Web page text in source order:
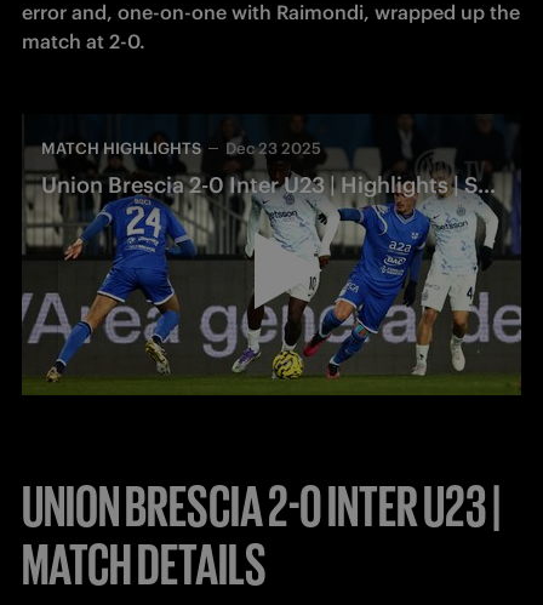
error and, one-on-one with Raimondi, wrapped up the
match at 2-0.
MATCH HIGHLIGHTS Dec 23 2025
Union Brescia 2-0 Inter U23 | Highlights | Serie C
UNION BRESCIA 2-0 INTER U23 |
MATCH DETAILS